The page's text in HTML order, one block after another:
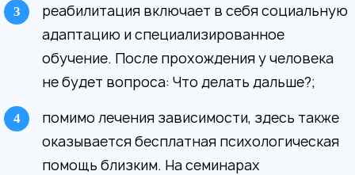
реабилитация включает в себя социальную
адаптацию и специализированное
обучение. После прохождения у человека
не будет вопроса: Что делать дальше?;
помимо лечения зависимости, здесь также
оказывается бесплатная психологическая
помощь близким. На семинарах